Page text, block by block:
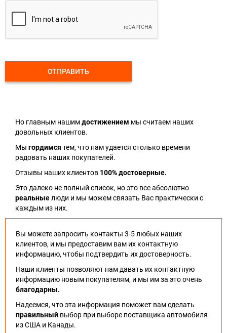
ОТПРАВИТЬ
Но главным нашимдостижением мы считаем наших
довольных клиентов.
Мы гордимся тем, что нам удается столько времени
радовать наших покупателей.
Отзывы наших клиентов 100% достоверные.
Это далеко не полный список, но это все абсолютно
реальныелюди и мы можем связать Вас практически с
каждым из них.
Вы можете запросить контакты 3-5 любых наших
клиентов, и мы предоставим вам их контактную
информацию, чтобы подтвердить их достоверность.
Наши клиенты позволяют нам давать их контактную
информацию новым покупателям, и мы им за это очень
благодарны.
Надеемся, что эта информация поможет вам сделать
правильный выбор при выборе поставщика автомобиля
из США и Канады.